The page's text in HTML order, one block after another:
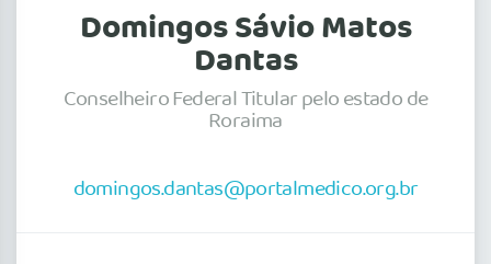
Domingos Sávio Matos
Dantas
Conselheiro Federal Titular pelo estado de
Roraima
domingos.dantas@portalmedico.org.br